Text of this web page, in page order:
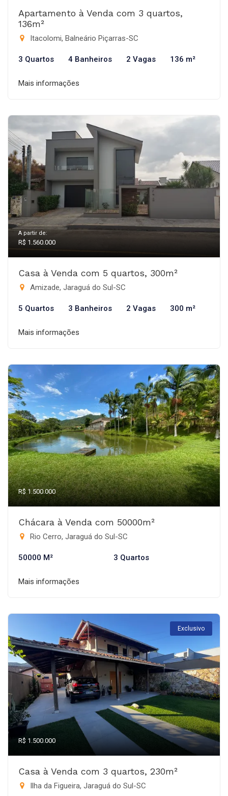
Apartamento à Venda com 3 quartos,
136m²
Itacolomi, Balneário Piçarras-SC
3 Quartos 4 Banheiros 2 Vagas 136 m²
Mais informações
A partir de:
R$ 1.560.000
Casa à Venda com 5 quartos, 300m²
Amizade, Jaraguá do Sul-SC
5 Quartos 3 Banheiros 2 Vagas 300 m²
Mais informações
R$ 1.500.000
Chácara à Venda com 50000m²
Rio Cerro, Jaraguá do Sul-SC
50000 M² 3 Quartos
Mais informações
Exclusivo
R$ 1.500.000
Casa à Venda com 3 quartos, 230m²
Ilha da Figueira, Jaraguá do Sul-SC